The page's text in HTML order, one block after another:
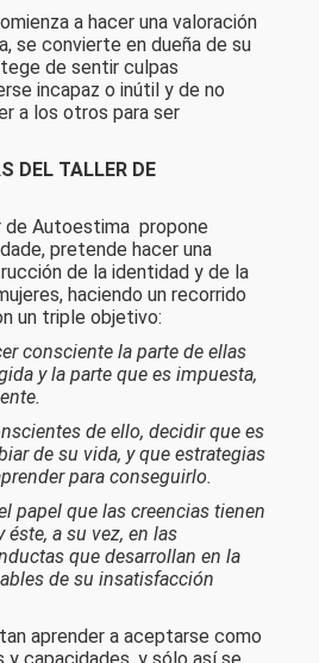
a hacer una valoración
se convierte en dueña de su
de sentir culpas
incapaz o inútil y de no
a los otros para ser
DEL TALLER DE
de Autoestima propone
pretende hacer una
de la identidad y de la
haciendo un recorrido
un triple objetivo:
consciente la parte de ellas
y la parte que es impuesta,
de ello, decidir que es
de su vida, y que estrategias
para conseguirlo.
papel que las creencias tienen
a su vez, en las
que desarrollan en la
de su insatisfacción
aprender a aceptarse como